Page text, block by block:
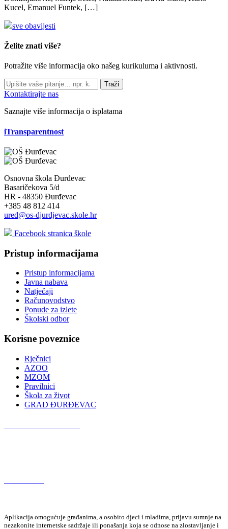
Kucel, Emanuel Funtek, […]
sve obavijesti
Želite znati više?
Potražite više informacija oko našeg kurikuluma i aktivnosti.
Traži
Kontaktirajte nas
Saznajte više informacija o isplatama
iTransparentnost
Osnovna škola Đurđevac
Basaričekova 5/d
HR - 48350 Đurđevac
+385 48 812 414
ured@os-djurdjevac.skole.hr
Facebook stranica škole
Pristup informacijama
Pristup informacijama
Javna nabava
Natječaji
Računovodstvo
Ponude za izlete
Školski odbor
Korisne poveznice
Rječnici
AZOO
MZOM
Pravilnici
Škola za život
GRAD ĐURĐEVAC
Aplikacija omogućuje građanima, a osobito djeci i mladima, prijavu sumnje na
nezakonite internetske sadržaje ili ponašanja koja se odnose na zlostavljanje i